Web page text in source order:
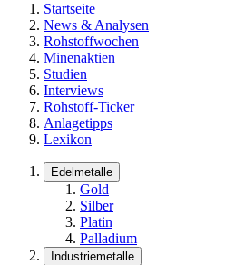
Startseite
News & Analysen
Rohstoffwochen
Minenaktien
Studien
Interviews
Rohstoff-Ticker
Anlagetipps
Lexikon
Edelmetalle
Gold
Silber
Platin
Palladium
Industriemetalle